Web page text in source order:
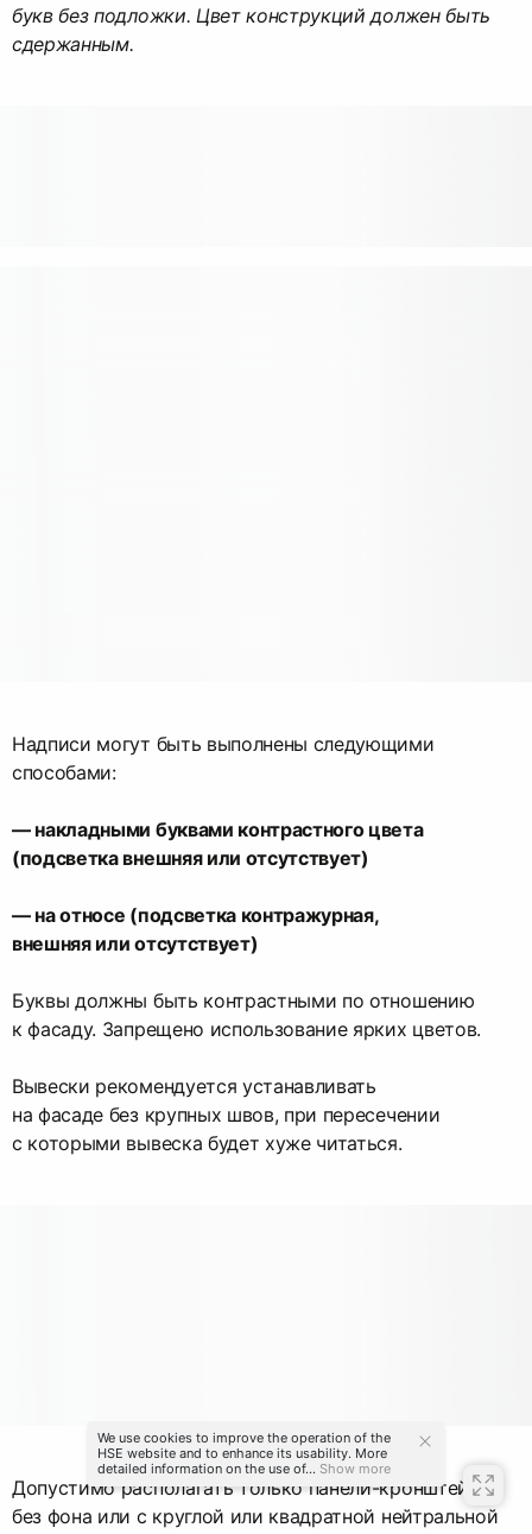
букв без подложки. Цвет конструкций должен быть
сдержанным.
Надписи могут быть выполнены следующими
способами:
— накладными буквами контрастного цвета
(подсветка внешняя или отсутствует)
— на относе (подсветка контражурная,
внешняя или отсутствует)
Буквы должны быть контрастными по отношению
к фасаду. Запрещено использование ярких цветов.
Вывески рекомендуется устанавливать
на фасаде без крупных швов, при пересечении
с которыми вывеска будет хуже читаться.
Допустимо располагать только панели-кронштейны
без фона или с круглой или квадратной нейтральной
We use cookies to improve the operation of the
HSE website and to enhance its usability. More
detailed information on the use of... Show more